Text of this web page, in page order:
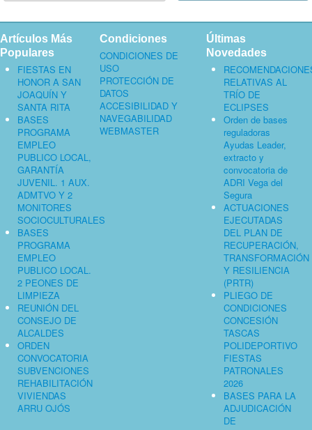
Artículos Más
Populares
FIESTAS EN
HONOR A SAN
JOAQUÍN Y
SANTA RITA
BASES
PROGRAMA
EMPLEO
PUBLICO LOCAL,
GARANTÍA
JUVENIL. 1 AUX.
ADMTVO Y 2
MONITORES
SOCIOCULTURALES
BASES
PROGRAMA
EMPLEO
PUBLICO LOCAL.
2 PEONES DE
LIMPIEZA
REUNIÓN DEL
CONSEJO DE
ALCALDES
ORDEN
CONVOCATORIA
SUBVENCIONES
REHABILITACIÓN
VIVIENDAS
ARRU OJÓS
Condiciones
CONDICIONES DE
USO
PROTECCIÓN DE
DATOS
ACCESIBILIDAD Y
NAVEGABILIDAD
WEBMASTER
Últimas
Novedades
RELATIVAS AL
TRÍO DE
ECLIPSES
Orden de bases
reguladoras
Ayudas Leader,
extracto y
convocatoria de
ADRI Vega del
Segura
ACTUACIONES
EJECUTADAS
DEL PLAN DE
RECUPERACIÓN,
TRANSFORMACIÓN
Y RESILIENCIA
(PRTR)
PLIEGO DE
CONDICIONES
CONCESIÓN
TASCAS
POLIDEPORTIVO
FIESTAS
PATRONALES
2026
BASES PARA LA
ADJUDICACIÓN
DE